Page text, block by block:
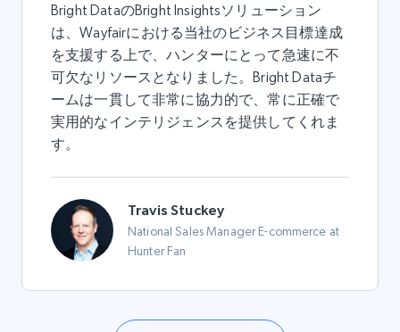
Bright DataのBright Insightsソリューション
は、Wayfairにおける当社のビジネス目標達成
を支援する上で、ハンターにとって急速に不
可欠なリソースとなりました。Bright Dataチ
ームは一貫して非常に協力的で、常に正確で
実用的なインテリジェンスを提供してくれま
す。
Travis Stuckey
National Sales Manager E-commerce at
Hunter Fan